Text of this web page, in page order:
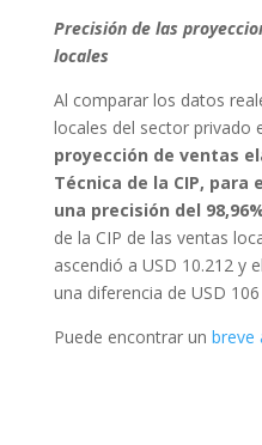
Precisión de las
locales
Al comparar los datos
locales del sector privado
proyección de ventas
Técnica de la CIP, para
una precisión del
de la CIP de las ventas
ascendió a USD 10.212 y
una diferencia de USD
Puede encontrar un breve